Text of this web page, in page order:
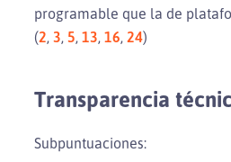
programable que la de
(2, 3, 5, 13, 16, 24)
Transparencia
Subpuntuaciones: